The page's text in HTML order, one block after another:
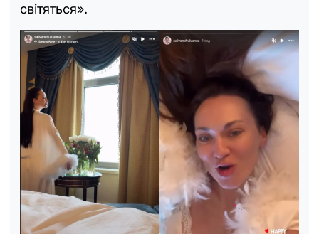
світяться».